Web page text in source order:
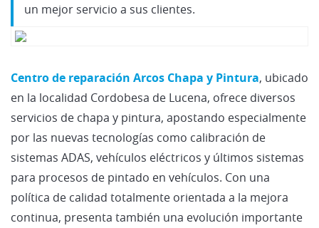
un mejor servicio a sus clientes.
Centro de reparación Arcos Chapa y Pintura, ubicado
en la localidad Cordobesa de Lucena, ofrece diversos
servicios de chapa y pintura, apostando especialmente
por las nuevas tecnologías como calibración de
sistemas ADAS, vehículos eléctricos y últimos sistemas
para procesos de pintado en vehículos. Con una
política de calidad totalmente orientada a la mejora
continua, presenta también una evolución importante